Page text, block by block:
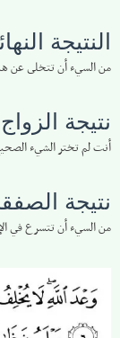
النتيجة
من السيء أن تتخلى عن
نتيجة
أنت لم تختر الشيء
نتيجة
من السيء أن تتسرع في